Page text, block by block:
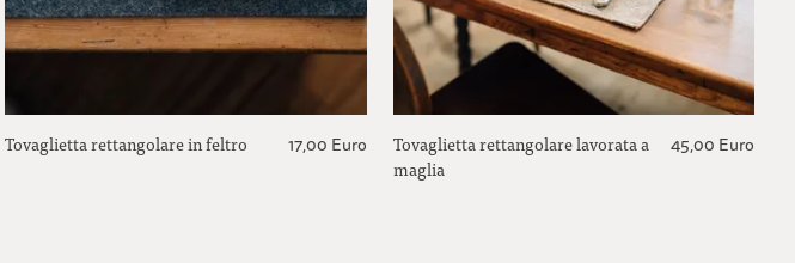
Tovaglietta rettangolare in feltro 17,00 Euro
Tovaglietta rettangolare lavorata a
maglia
45,00 Euro